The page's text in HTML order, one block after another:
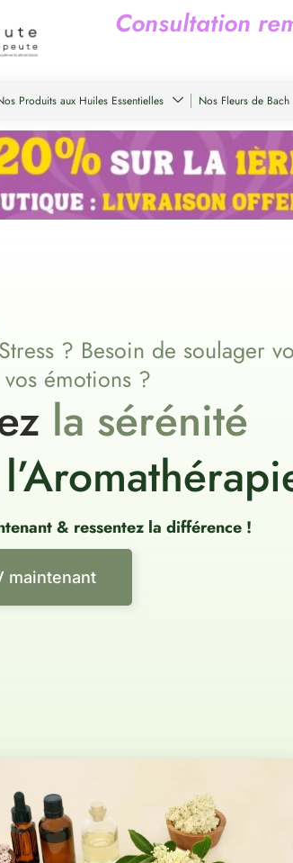
Consultation re
Produits aux Huiles Essentielles Nos Fleurs de Bach
? Besoin de soulager
émotions ?
la sérénité
& ressentez la différence !
maintenant